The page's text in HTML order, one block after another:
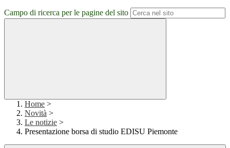
Campo di ricerca per le pagine del sito
Home >
Novità >
Le notizie >
Presentazione borsa di studio EDISU Piemonte